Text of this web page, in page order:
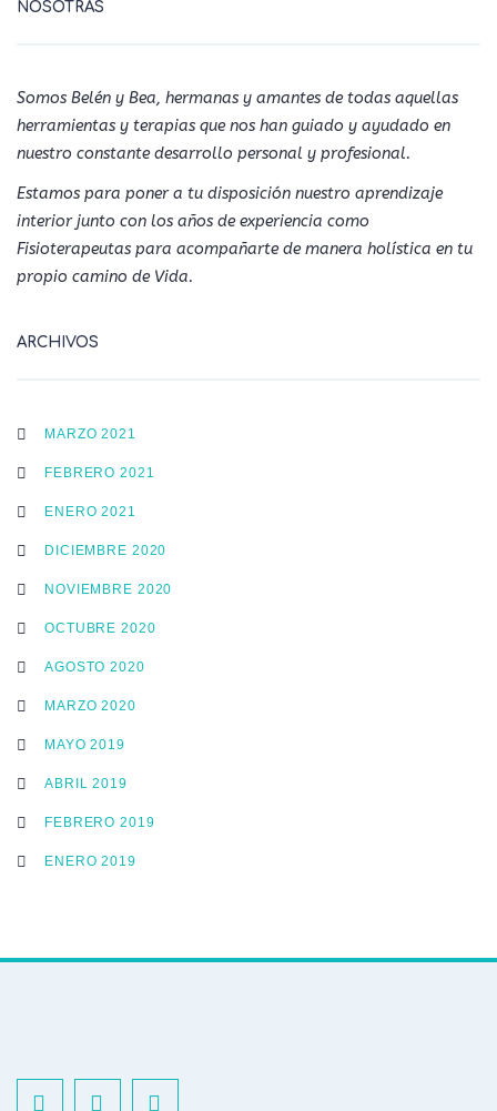
NOSOTRAS
Somos Belén y Bea, hermanas y amantes de todas aquellas
herramientas y terapias que nos han guiado y ayudado en
nuestro constante desarrollo personal y profesional.
Estamos para poner a tu disposición nuestro aprendizaje
interior junto con los años de experiencia como
Fisioterapeutas para acompañarte de manera holística en tu
propio camino de Vida.
ARCHIVOS
MARZO 2021
FEBRERO 2021
ENERO 2021
DICIEMBRE 2020
NOVIEMBRE 2020
OCTUBRE 2020
AGOSTO 2020
MARZO 2020
MAYO 2019
ABRIL 2019
FEBRERO 2019
ENERO 2019